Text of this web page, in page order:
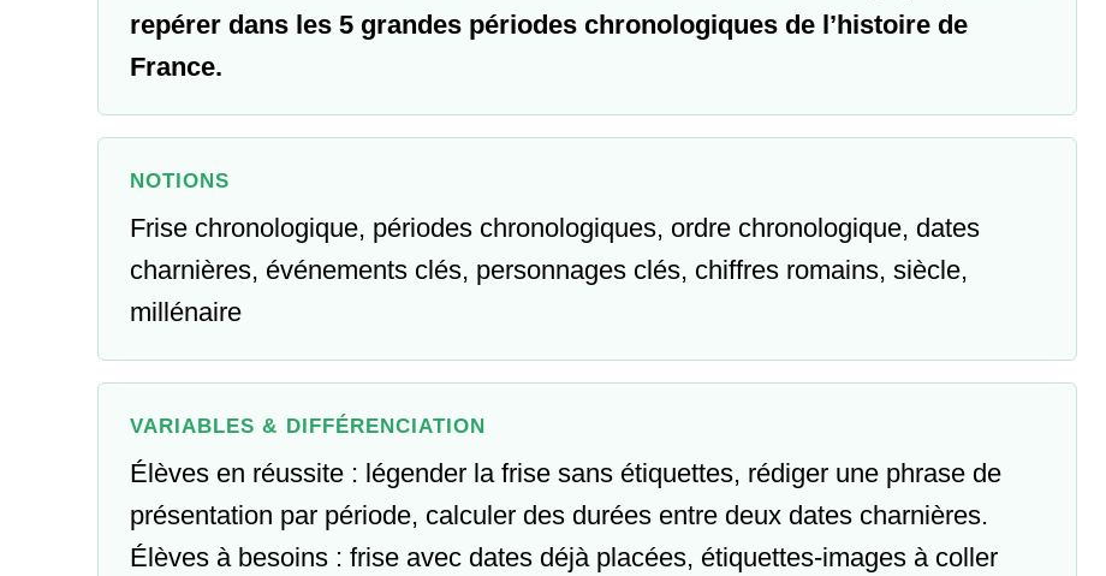
repérer dans les 5 grandes périodes chronologiques de l’histoire de
France.
NOTIONS
Frise chronologique, périodes chronologiques, ordre chronologique, dates
charnières, événements clés, personnages clés, chiffres romains, siècle,
millénaire
VARIABLES & DIFFÉRENCIATION
Élèves en réussite : légender la frise sans étiquettes, rédiger une phrase de
présentation par période, calculer des durées entre deux dates charnières.
Élèves à besoins : frise avec dates déjà placées, étiquettes-images à coller